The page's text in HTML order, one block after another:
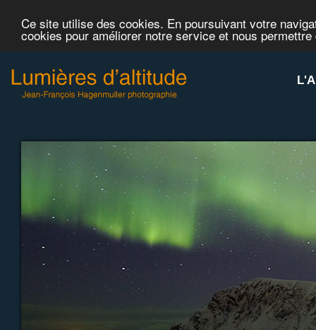
Ce site utilise des cookies. En poursuivant votre
cookies pour améliorer notre service et nous